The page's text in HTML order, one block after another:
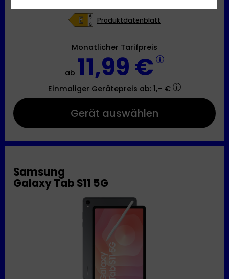
Produktdatenblatt
Monatlicher Tarifpreis
ab 11,99 €
Einmaliger Gerätepreis ab: 1,– €
Gerät auswählen
Samsung
Galaxy Tab S11 5G